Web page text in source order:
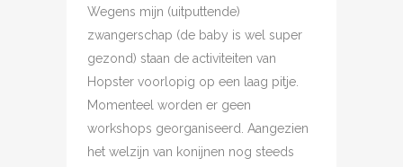
Wegens mijn (uitputtende)
zwangerschap (de baby is wel super
gezond) staan de activiteiten van
Hopster voorlopig op een laag pitje.
Momenteel worden er geen
workshops georganiseerd. Aangezien
het welzijn van konijnen nog steeds